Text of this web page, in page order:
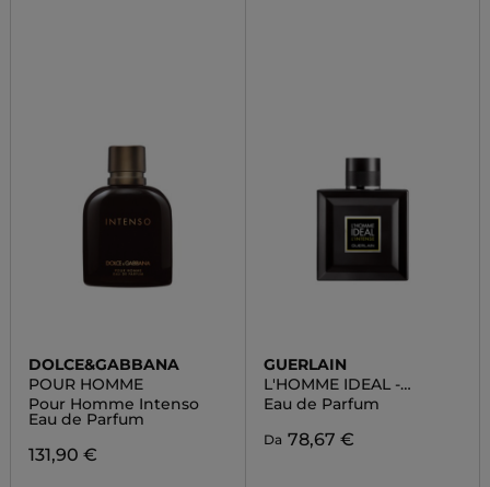
DOLCE&GABBANA
POUR HOMME
Pour Homme Intenso
Eau de Parfum
131,90 €
GUERLAIN
L'HOMME IDEAL -
L'INTENSE
Eau de Parfum
Da 78,67 €